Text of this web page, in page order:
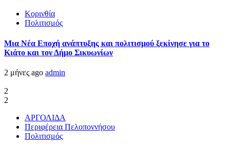
Κορινθία
Πολιτισμός
Μια Νέα Εποχή ανάπτυξης και πολιτισμού ξεκίνησε για το
Κιάτο και τον Δήμο Σικυωνίων
2 μήνες ago admin
2
2
ΑΡΓΟΛΙΔΑ
Περιφέρεια Πελοποννήσου
Πολιτισμός